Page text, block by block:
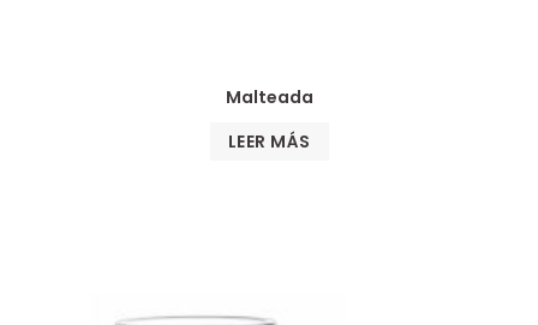
Malteada
LEER MÁS